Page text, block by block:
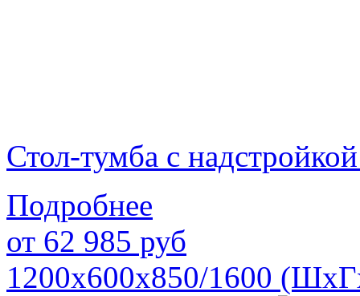
Стол-тумба с
Подробнее
от 62 985 руб
1200х600х850/1600